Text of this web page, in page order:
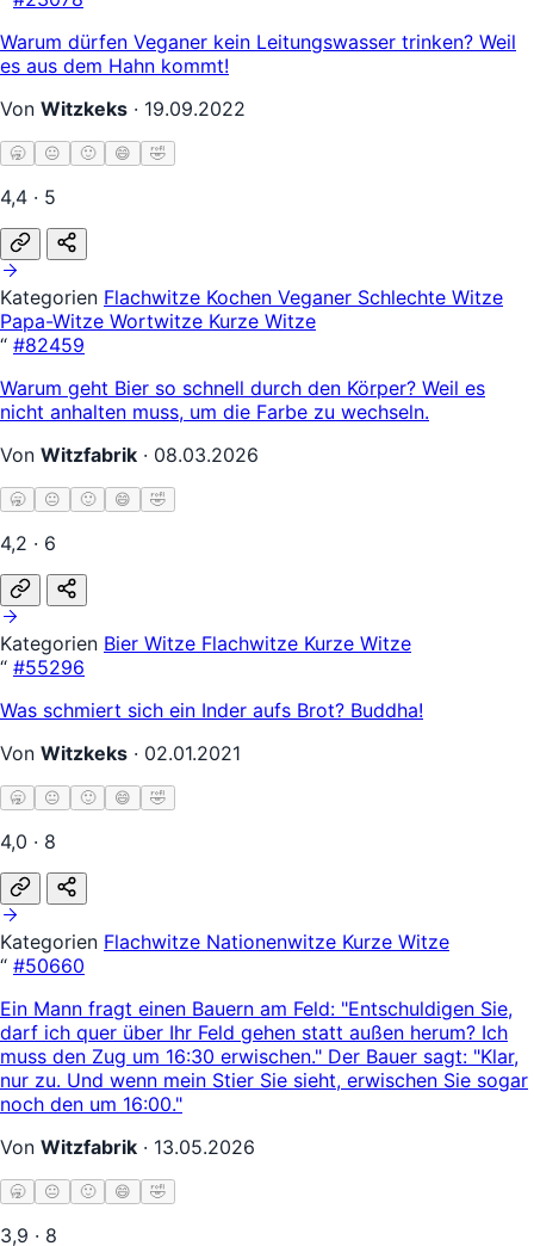
Warum dürfen Veganer kein Leitungswasser trinken? Weil
es aus dem Hahn kommt!
Von Witzkeks · 19.09.2022
🥱 😐 🙂 😄 🤣
4,4 · 5
Kategorien Flachwitze Kochen Veganer Schlechte Witze
Papa-Witze Wortwitze Kurze Witze
“ #82459
Warum geht Bier so schnell durch den Körper? Weil es
nicht anhalten muss, um die Farbe zu wechseln.
Von Witzfabrik · 08.03.2026
🥱 😐 🙂 😄 🤣
4,2 · 6
Kategorien Bier Witze Flachwitze Kurze Witze
“ #55296
Was schmiert sich ein Inder aufs Brot? Buddha!
Von Witzkeks · 02.01.2021
🥱 😐 🙂 😄 🤣
4,0 · 8
Kategorien Flachwitze Nationenwitze Kurze Witze
“ #50660
Ein Mann fragt einen Bauern am Feld: "Entschuldigen Sie,
darf ich quer über Ihr Feld gehen statt außen herum? Ich
muss den Zug um 16:30 erwischen." Der Bauer sagt: "Klar,
nur zu. Und wenn mein Stier Sie sieht, erwischen Sie sogar
noch den um 16:00."
Von Witzfabrik · 13.05.2026
🥱 😐 🙂 😄 🤣
3,9 · 8